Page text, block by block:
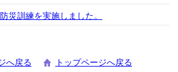
災訓練を実施しました。
へ戻る トップページへ戻る